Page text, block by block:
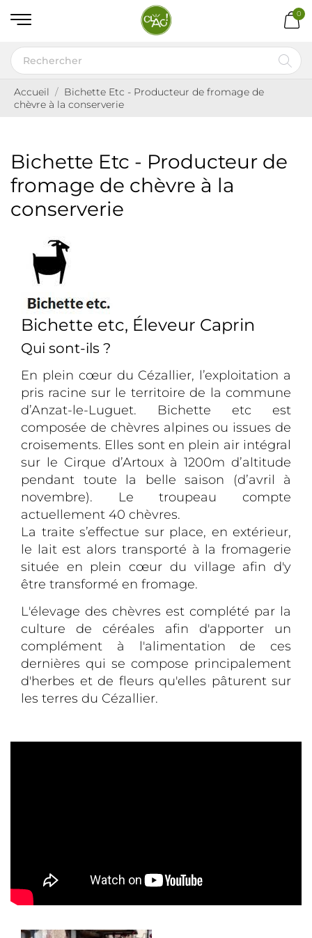
0
Accueil
Bichette Etc - Producteur de fromage de
chèvre à la conserverie
Bichette Etc - Producteur de
fromage de chèvre à la
conserverie
Bichette etc, Éleveur Caprin
Qui sont-ils ?
En plein cœur du Cézallier, l’exploitation a
pris racine sur le territoire de la commune
d’Anzat-le-Luguet. Bichette etc est
composée de chèvres alpines ou issues de
croisements. Elles sont en plein air intégral
sur le Cirque d’Artoux à 1200m d’altitude
pendant toute la belle saison (d’avril à
novembre). Le troupeau compte
actuellement 40 chèvres.
La traite s’effectue sur place, en extérieur,
le lait est alors transporté à la fromagerie
située en plein cœur du village afin d'y
être transformé en fromage.
L'élevage des chèvres est complété par la
culture de céréales afin d'apporter un
complément à l'alimentation de ces
dernières qui se compose principalement
d'herbes et de fleurs qu'elles pâturent sur
les terres du Cézallier.